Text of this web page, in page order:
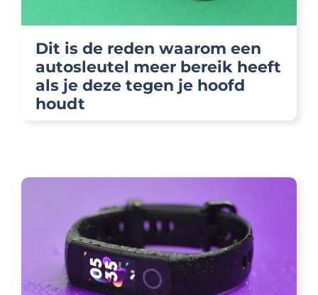
Dit is de reden waarom een
autosleutel meer bereik heeft
als je deze tegen je hoofd
houdt